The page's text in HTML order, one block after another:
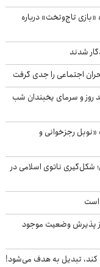
تاج‌وتخت» درباره
شدند
روز و سرمای یخبندان شب
رجزخوانی و
شکل‌گیری ناتوی اسلامی در
است
جز پذیرش وضعیت موجود
کند، تبدیل به هدف می‌شود!